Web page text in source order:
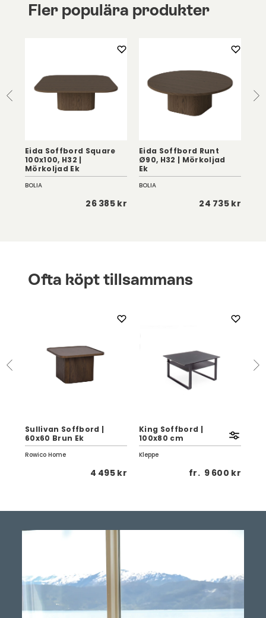
Fler populära produkter
Eida Soffbord Square
100x100, H32 |
Mörkoljad Ek
BOLIA
26 385 kr
Eida Soffbord Runt
Ø90, H32 | Mörkoljad
Ek
BOLIA
24 735 kr
Ofta köpt tillsammans
Sullivan Soffbord |
60x60 Brun Ek
Rowico Home
4 495 kr
King Soffbord |
100x80 cm
Kleppe
fr. 9 600 kr